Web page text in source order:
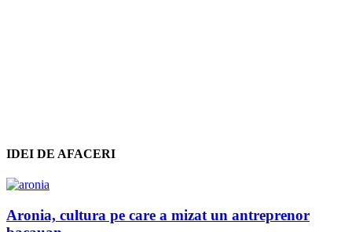
IDEI DE AFACERI
Aronia, cultura pe care a mizat un antreprenor